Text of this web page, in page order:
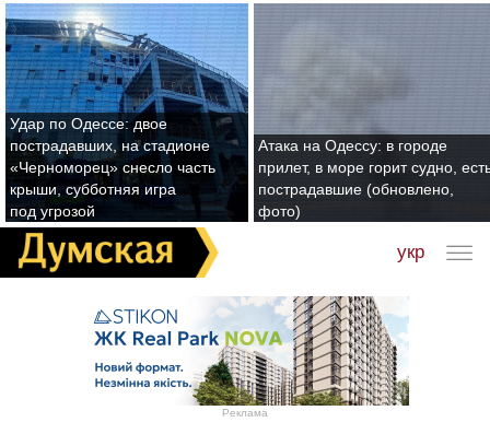
Удар по Одессе: двое
пострадавших, на стадионе
«Черноморец» снесло часть
крыши, субботняя игра
под угрозой
Атака на Одессу: в городе
прилет, в море горит судно,
пострадавшие (обновлено,
фото)
укр
Реклама